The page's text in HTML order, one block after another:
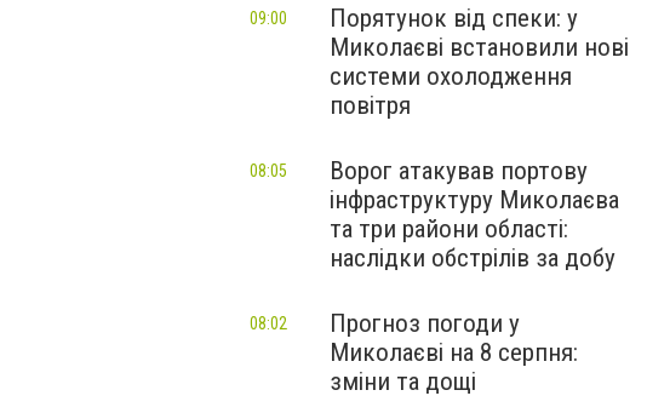
Порятунок від спеки: у
Миколаєві встановили нові
системи охолодження
повітря
09:00
Ворог атакував портову
інфраструктуру Миколаєва
та три райони області:
наслідки обстрілів за добу
08:05
Прогноз погоди у
Миколаєві на 8 серпня:
зміни та дощі
08:02